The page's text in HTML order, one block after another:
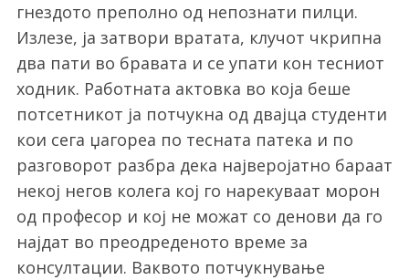
гнездото преполно од непознати пилци.
Излезе, ја затвори вратата, клучот чкрипна
два пати во бравата и се упати кон тесниот
ходник. Работната актовка во која беше
потсетникот ја потчукна од двајца студенти
кои сега џагореа по тесната патека и по
разговорот разбра дека најверојатно бараат
некој негов колега кој го нарекуваат морон
од професор и кој не можат со денови да го
најдат во преодреденото време за
консултации. Ваквото потчукнување